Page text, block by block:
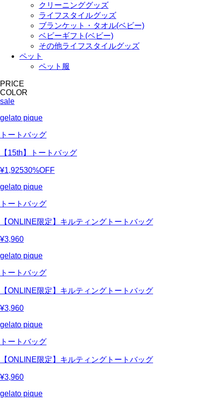
クリーニンググッズ
ライフスタイルグッズ
ブランケット・タオル(ベビー)
ベビーギフト(ベビー)
その他ライフスタイルグッズ
ペット
ペット服
PRICE
COLOR
sale
gelato pique
トートバッグ
【15th】トートバッグ
¥1,92530%OFF
gelato pique
トートバッグ
【ONLINE限定】キルティングトートバッグ
¥3,960
gelato pique
トートバッグ
【ONLINE限定】キルティングトートバッグ
¥3,960
gelato pique
トートバッグ
【ONLINE限定】キルティングトートバッグ
¥3,960
gelato pique